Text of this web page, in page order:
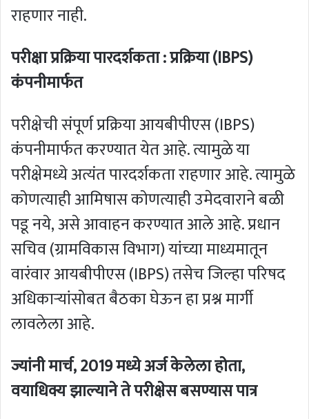
राहणार नाही.
परीक्षा प्रक्रिया पारदर्शकता : प्रक्रिया (IBPS)
कंपनीमार्फत
परीक्षेची संपूर्ण प्रक्रिया आयबीपीएस (IBPS)
कंपनीमार्फत करण्यात येत आहे. त्यामुळे या
परीक्षेमध्ये अत्यंत पारदर्शकता राहणार आहे. त्यामुळे
कोणत्याही आमिषास कोणत्याही उमेदवाराने बळी
पडू नये, असे आवाहन करण्यात आले आहे. प्रधान
सचिव (ग्रामविकास विभाग) यांच्या माध्यमातून
वारंवार आयबीपीएस (IBPS) तसेच जिल्हा परिषद
अधिकाऱ्यांसोबत बैठका घेऊन हा प्रश्न मार्गी
लावलेला आहे.
ज्यांनी मार्च,2019 मध्ये अर्ज केलेला होता,
वयाधिक्य झाल्याने ते परीक्षेस बसण्यास पात्र